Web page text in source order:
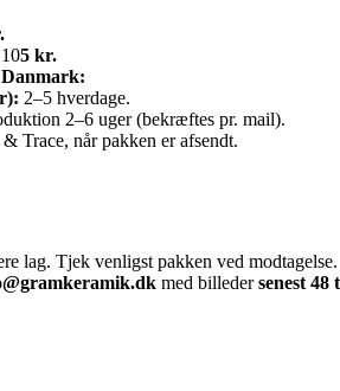
105 kr.
2–5 hverdage.
2–6 uger (bekræftes pr. mail).
Trace, når pakken er afsendt.
lag. Tjek venligst pakken ved modtagelse.
med billedersenest 48